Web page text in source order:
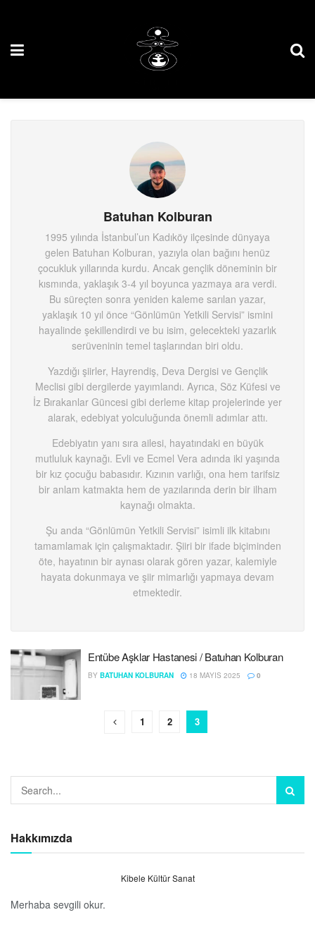
Batuhan Kolburan
1995 yılında İstanbul’un Kadıköy ilçesinde dünyaya
gelen Batuhan Kolburan, yazıyla olan bağını henüz
çocukluk yıllarında kurdu. Ancak gençlik döneminin bir
kısmında, yaklaşık 3-4 yıl boyunca yazmaya ara verdi.
Bu süreçten sonra yeniden kaleme sarılan yazar,
yaklaşık 10 yıl önce “Gönlümün Yetkili Servisi” ismini
hayalinde şekillendirdi ve bu isim, gelecekteki yazarlık
serüveninin temel taşlarından biri oldu.
Yazdığı şiirler, Hayrendiş, Deva Dergisi ve Gençlik
Meclisi gibi dergilerde yayımlandı. Ayrıca, Söz Küfesi ve
İz Bırakanlar Güncesi gibi derleme kitap projelerinde yer
alarak, edebiyat yolculuğunda önemli adımlar attı.
Edebiyatın yanı sıra ailesi, hayatındaki en büyük
mutluluk kaynağı. Evli ve Ecmel Vera adında iki yaşında
bir kız çocuğu babasıdır. Kızının varlığı, ona hem tarifsiz
bir anlam katmakta hem de yazılarında derin bir ilham
kaynağı olmakta.
Şu anda “Gönlümün Yetkili Servisi” isimli ilk kitabını
tamamlamak için çalışmaktadır. Şiiri bir ifade biçiminden
öte, hayatının bir aynası olarak gören yazar, kalemiyle
hayata dokunmaya ve şiir mimarlığı yapmaya devam
etmektedir.
Entübe Aşklar Hastanesi / Batuhan Kolburan
BY BATUHAN KOLBURAN 18 MAYIS 2025 0
1 2 3
Hakkımızda
Kibele Kültür Sanat
Merhaba sevgili okur.